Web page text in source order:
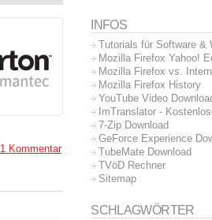
1 Kommentar
INFOS
Tutorials für Software &
Mozilla Firefox Yahoo!
Mozilla Firefox vs.
Mozilla Firefox History
YouTube Video
ImTranslator -
7-Zip Download
GeForce Experience
TubeMate Download
TVöD Rechner
Sitemap
SCHLAGWÖRTER